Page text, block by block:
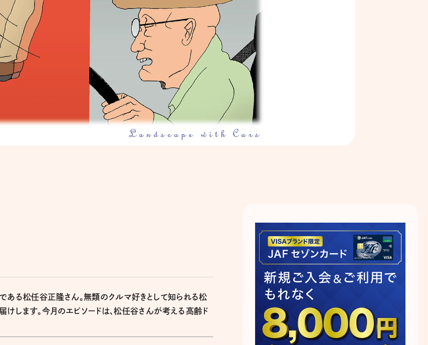
ある松任谷正隆さん。無類のクルマ好きとして知られる松
します。今月のエピソードは、松任谷さんが考える高齢ド